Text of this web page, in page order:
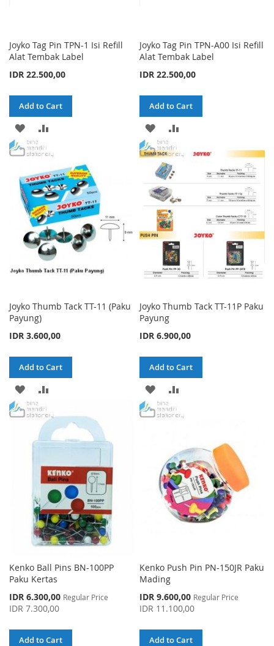
Joyko Tag Pin TPN-1 Isi Refill
Alat Tembak Label
IDR 22.500,00
Add to Cart
ADD
TO
WISH
LIST
COMPARE
Joyko Tag Pin TPN-A00 Isi Refill
Alat Tembak Label
IDR 22.500,00
Add to Cart
ADD
TO
WISH
LIST
COMPARE
Joyko Thumb Tack TT-11 (Paku
Payung)
IDR 3.600,00
Add to Cart
ADD
TO
WISH
COMPARE
Joyko Thumb Tack TT-11P Paku
Payung
IDR 6.900,00
Add to Cart
ADD
TO
LIST
Kenko Ball Pins BN-100PP
Paku Kertas
Special
Price
IDR 6.300,00 Regular Price
IDR 7.300,00
Add to Cart
Kenko Push Pin PN-150JR Paku
Mading
Special
Price
IDR 9.600,00 Regular Price
IDR 11.100,00
Add to Cart